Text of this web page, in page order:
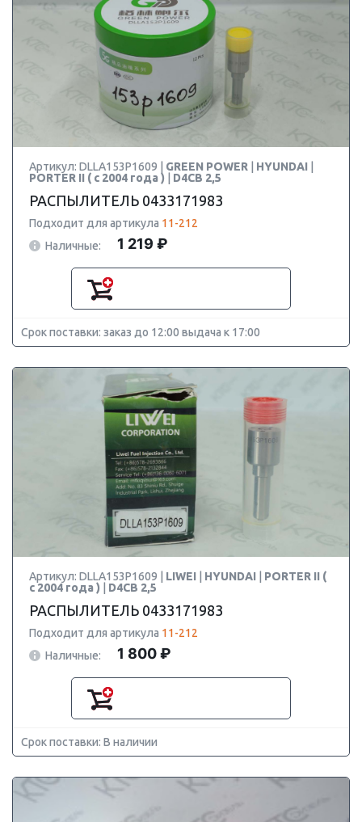
Артикул: DLLA153P1609 | GREEN POWER HYUNDAI
PORTER II ( с 2004 года )
D4CB 2,5
РАСПЫЛИТЕЛЬ 0433171983
Подходит для артикула 11-212
Наличные:
1 219 ₽
Срок поставки: заказ до 12:00 выдача к 17:00
Артикул: DLLA153P1609 | LIWEI HYUNDAI
PORTER II (
с 2004 года )
D4CB 2,5
РАСПЫЛИТЕЛЬ 0433171983
Подходит для артикула 11-212
Наличные:
1 800 ₽
Срок поставки: В наличии